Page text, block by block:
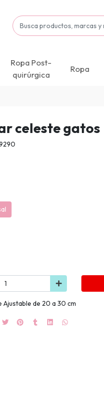
Ropa Post-
quirúrgica
Ropa
celeste gatos
de 20 a 30 cm